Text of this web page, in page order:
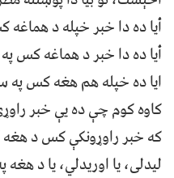
أيا ده دا خبر خپله د
أيا ده دا خبر د هماغه کس
ايا ده خپله هم هغه کس په
کاوه کوم چې ده يې خبر
که خبر راوړونکې کس د‌‌
ليدلی، يا اوريدلي، يا د